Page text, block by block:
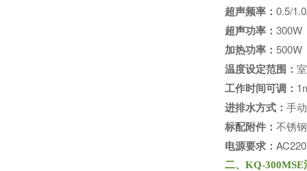
超声频率： 0.5/
超声功率： 300W
加热功率： 500W
温度设定范围：
工作时间可调：
进排水方式： 手
标配附件： 不锈
电源要求：
二、KQ-300MSE